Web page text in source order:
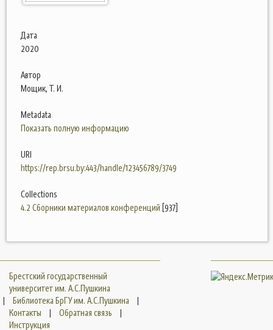
Дата
2020
Автор
Мощик, Т. И.
Metadata
Показать полную информацию
URI
https://rep.brsu.by:443/handle/123456789/3749
Collections
4.2 Сборники материалов конференций [937]
Брестский государственный
университет им. А.С.Пушкина
|
Библиотека БрГУ им. А.С.Пушкина
|
Контакты
| Обратная связь
|
Инструкция